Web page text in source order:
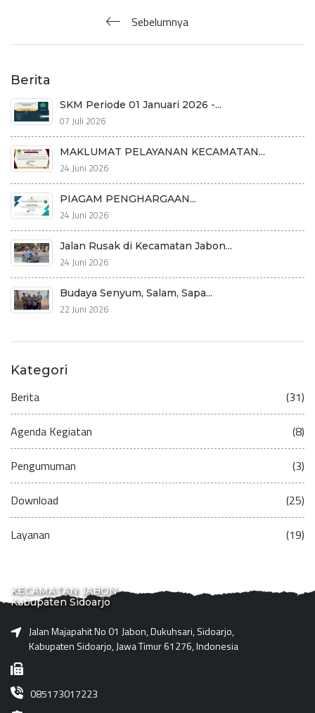
Sebelumnya
Berita
SKM Periode 01 Januari 2026 -...
07 Juli 2026
MAKLUMAT PELAYANAN KECAMATAN...
24 Juni 2026
PIAGAM PENGHARGAAN...
24 Juni 2026
Jalan Rusak di Kecamatan Jabon...
24 Juni 2026
Budaya Senyum, Salam, Sapa...
22 Juni 2026
Kategori
Berita (31)
Agenda Kegiatan (8)
Pengumuman (3)
Download (25)
Layanan (19)
KECAMATAN JABON
Kabupaten Sidoarjo
Jalan Majapahit No 01 Jabon, Dukuhsari, Sidoarjo,
Kabupaten Sidoarjo, Jawa Timur 61276, Indonesia
085173017223